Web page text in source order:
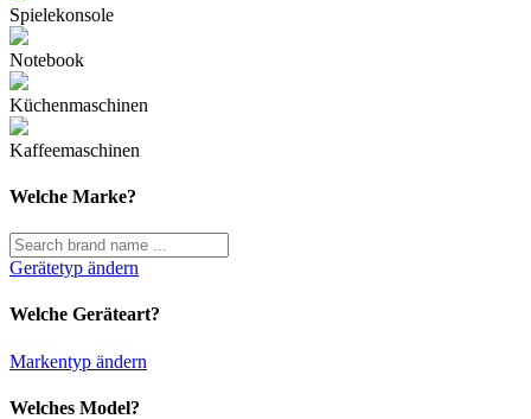
Spielekonsole
Notebook
Küchenmaschinen
Kaffeemaschinen
Welche Marke?
Gerätetyp ändern
Welche Geräteart?
Markentyp ändern
Welches Model?